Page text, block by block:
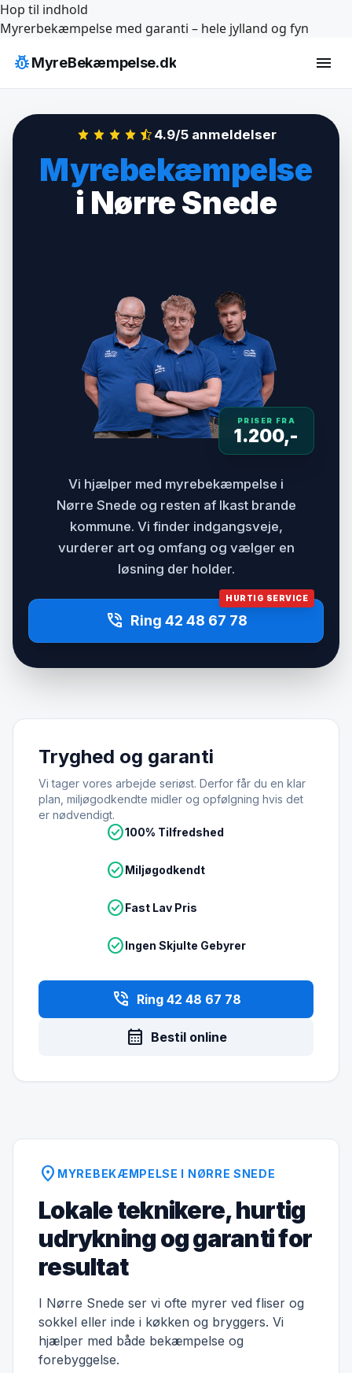
Hop til indhold
Myrerbekæmpelse med garanti – hele jylland og fyn
pest_controlMyreBekæmpelse.dk menu
4.9/5 anmeldelser
Myrebekæmpelse
i Nørre Snede
PRISER FRA
1.200,-
Vi hjælper med myrebekæmpelse i
Nørre Snede og resten af Ikast brande
kommune. Vi finder indgangsveje,
vurderer art og omfang og vælger en
løsning der holder.
HURTIG SERVICE
phone_in_talk Ring 42 48 67 78
Tryghed og garanti
Vi tager vores arbejde seriøst. Derfor får du en klar
plan, miljøgodkendte midler og opfølgning hvis det
er nødvendigt.
check_circle100% Tilfredshed
check_circleMiljøgodkendt
check_circleFast Lav Pris
check_circleIngen Skjulte Gebyrer
phone_in_talk Ring 42 48 67 78
calendar_month Bestil online
location_on MYREBEKÆMPELSE I NØRRE SNEDE
Lokale teknikere, hurtig
udrykning og garanti for
resultat
I Nørre Snede ser vi ofte myrer ved fliser og
sokkel eller inde i køkken og bryggers. Vi
hjælper med både bekæmpelse og
forebyggelse.